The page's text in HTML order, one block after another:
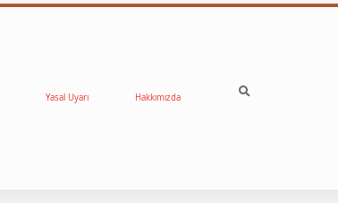
Yasal Uyarı Hakkımızda